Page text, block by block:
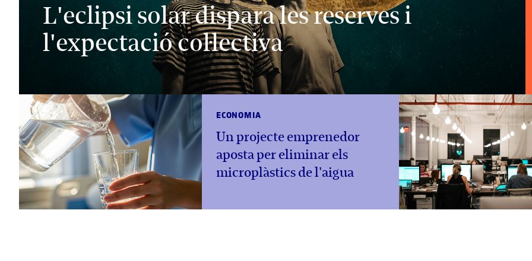
L'eclipsi solar dispara les reserves i
l'expectació col·lectiva
ECONOMIA
Un projecte emprenedor
aposta per eliminar els
microplàstics de l'aigua